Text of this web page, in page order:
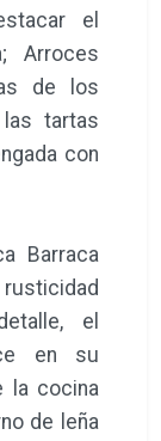
el
Arroces
de los
tartas
con
Barraca
el
en su
la cocina
de leña